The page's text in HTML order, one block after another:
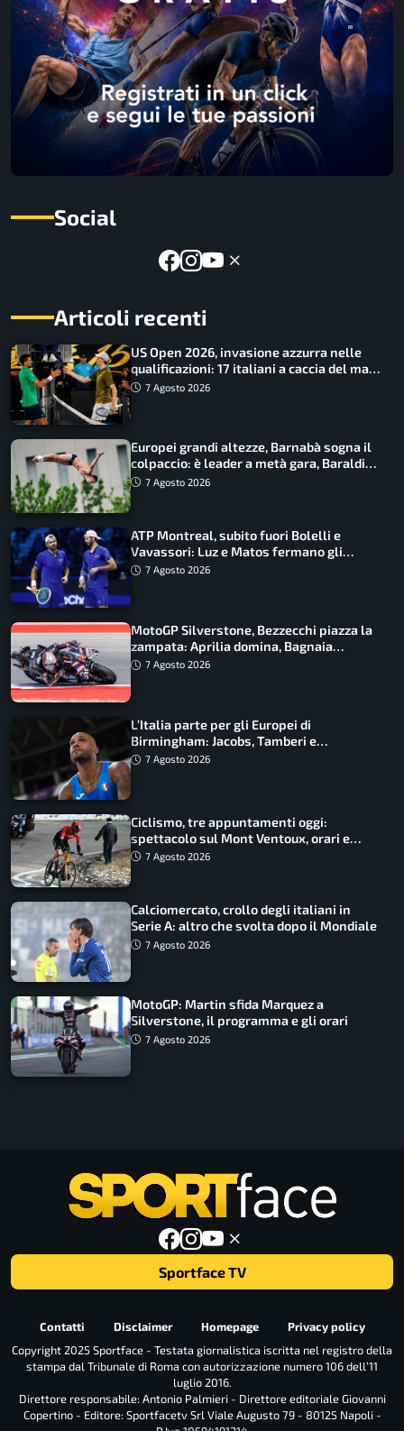
Social
Articoli recenti
US Open 2026, invasione azzurra nelle
qualificazioni: 17 italiani a caccia del main
draw7 Agosto 2026
Europei grandi altezze, Barnabà sogna il
colpaccio: è leader a metà gara, Baraldi
ancora in corsa
7 Agosto 2026
ATP Montreal, subito fuori Bolelli e
Vavassori: Luz e Matos fermano gli
azzurri
7 Agosto 2026
MotoGP Silverstone, Bezzecchi piazza la
zampata: Aprilia domina, Bagnaia
costretto al Q1
7 Agosto 2026
L’Italia parte per gli Europei di
Birmingham: Jacobs, Tamberi e
Battocletti guidano una spedizione
7 Agosto 2026
Ciclismo, tre appuntamenti oggi:
spettacolo sul Mont Ventoux, orari e
come vederli
7 Agosto 2026
Calciomercato, crollo degli italiani in
Serie A: altro che svolta dopo il Mondiale
7 Agosto 2026
MotoGP: Martin sfida Marquez a
Silverstone, il programma e gli orari
7 Agosto 2026
Sportface TV
Contatti Disclaimer Homepage
Privacy policy
Copyright 2025 Sportface - Testata giornalistica iscritta nel registro della
stampa dal Tribunale di Roma con autorizzazione numero 106 dell’11
luglio 2016.
Direttore responsabile: Antonio Palmieri - Direttore editoriale Giovanni
Copertino - Editore: Sportfacetv Srl Viale Augusto 79 - 80125 Napoli -